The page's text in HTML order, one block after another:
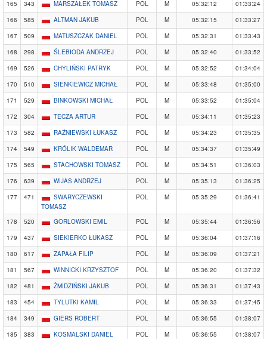
165 343 MARSZAŁEK TOMASZ POL M 05:32:12
01:33:24
166
585 ALTMAN JAKUB POL M 05:32:15
01:33:27
167
509 MATUSZCZAK DANIEL POL M 05:32:31
01:33:43
168
298 ŚLEBIODA ANDRZEJ POL M 05:32:40
01:33:52
169
526 CHYLIŃSKI PATRYK POL M 05:32:52
01:34:04
170
510 SIENKIEWICZ MICHAŁ POL M 05:33:48
01:35:00
171
529 BINKOWSKI MICHAŁ POL M 05:33:52
01:35:04
172
304 TECZA ARTUR POL M 05:34:11
01:35:23
173
582 RAŹNIEWSKI ŁUKASZ POL M 05:34:23
01:35:35
174
549 KRÓLIK WALDEMAR POL M 05:34:37
01:35:49
175
565 STACHOWSKI TOMASZ POL M 05:34:51
01:36:03
176
639 WIJAS ANDRZEJ POL M 05:35:13
01:36:25
177
471
SWARYCZEWSKI
TOMASZ
POL M 05:35:29 01:36:41
178 520 GORLOWSKI EMIL POL M 05:35:44
01:36:56
179
437 SIEKIERKO ŁUKASZ POL M 05:36:04
01:37:16
180
617 ZAPAŁA FILIP POL M 05:36:09
01:37:21
181
567 WINNICKI KRZYSZTOF POL M 05:36:20
01:37:32
182
481 ŻMIDZIŃSKI JAKUB POL M 05:36:31
01:37:43
183
454 TYLUTKI KAMIL POL M 05:36:33
01:37:45
184
349 GIERS ROBERT POL M 05:36:55
01:38:07
185
383 KOSMALSKI DANIEL POL M 05:36:55
01:38:07